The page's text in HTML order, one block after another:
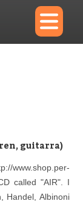
×
guitarra)
www.shop.per-
called "AIR". I
Handel, Albinoni